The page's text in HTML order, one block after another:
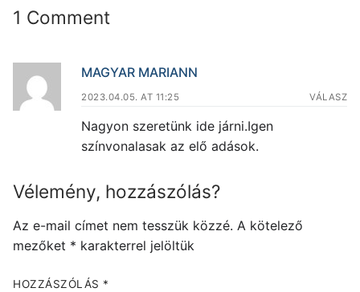
1 Comment
MAGYAR MARIANN
2023.04.05. AT 11:25 VÁLASZ
Nagyon szeretünk ide járni.Igen
színvonalasak az elő adások.
Vélemény, hozzászólás?
Az e-mail címet nem tesszük közzé. A kötelező
mezőket * karakterrel jelöltük
HOZZÁSZÓLÁS *